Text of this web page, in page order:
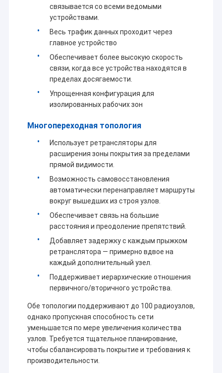
Экскурсия по заводу
Контроль качества
Свяжитесь с нами
Связь данных/HD видео/промышленные беспроводные
Беспроводная передача данных
связывается со всеми ведомыми
устройствами.
Весь трафик данных проходит через
главное устройство
Обеспечивает более высокую скорость
связи, когда все устройства находятся в
пределах досягаемости.
Упрощенная конфигурация для
изолированных рабочих зон
Многопереходная топология
Использует ретрансляторы для
расширения зоны покрытия за пределами
прямой видимости.
Возможность самовосстановления
автоматически перенаправляет маршруты
вокруг вышедших из строя узлов.
Обеспечивает связь на большие
расстояния и преодоление препятствий.
Добавляет задержку с каждым прыжком
ретранслятора — примерно вдвое на
каждый дополнительный узел.
Поддерживает иерархические отношения
первичного/вторичного устройства.
Обе топологии поддерживают до 100 радиоузлов,
однако пропускная способность сети
уменьшается по мере увеличения количества
узлов. Требуется тщательное планирование,
чтобы сбалансировать покрытие и требования к
производительности.
За последнее десятилетие, на основе поглощения
ведущих технологий в мировой промышленности
в беспроводных оборудованиях передачи
данных,в зависимости от применяемых
характеристик в различных областях и опираясь
на мощь отечественных известных университетов
и исследовательских институтовВ настоящее
время Sinosun разрабатывает и производит
самые современные цифровые радиостанции,
умные радиостанции, цифровые модули,
промышленные беспроводные Ethernet,сетевое
радио/модуль HD видео, самоорганизующаяся
сеть сетей AD-HOC/MESH, беспроводная связь
данных GNSS/RTK, промышленная беспроводная
дистанционная В/В, портативный мобильный
передающий данные и голосовой передатчик,
RF,голосовой кодер-декодер, многосерийное
соединение комплекса портов, модуль
кодирования адресов от точки к многоточке и
другие серийные продукты, которые широко
используются в нефти/газе, воде/электрической
энергии,Электроэнергия/сеть отопления/газ
угольного топлива/железная дорога/транспорт,
уличное освещение/землетрясение/погода/защита
окружающей среды, управление сбором данных и
GPS, геодезия, финансы, металлургия/химическая
промышленность и автоматизация контроля
промышленных процессов,промышленные
беспроводные сети Ethernet, передачи видео на
большие расстояния, беспилотных летательных
аппаратов/беспилотных судов/беспилотных
транспортных средств и беспроводных
многопутейных данных, которые управляют